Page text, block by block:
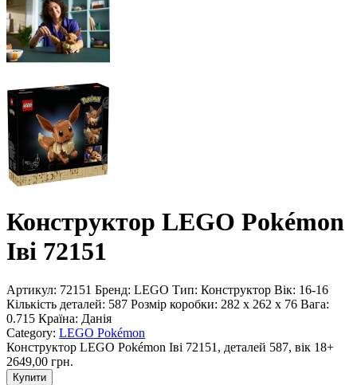
Конструктор LEGO Pokémon
Іві 72151
Артикул: 72151 Бренд: LEGO Тип: Конструктор Вік: 16-16
Кількість деталей: 587 Розмір коробки: 282 x 262 x 76 Вага:
0.715 Країна: Данія
Category: LEGO Pokémon
Конструктор LEGO Pokémon Іві 72151, деталей 587, вік 18+
2649,00 грн.
Купити